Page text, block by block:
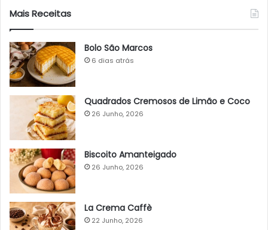
Mais Receitas
Bolo São Marcos
6 dias atrás
Quadrados Cremosos de Limão e Coco
26 Junho, 2026
Biscoito Amanteigado
26 Junho, 2026
La Crema Caffè
22 Junho, 2026